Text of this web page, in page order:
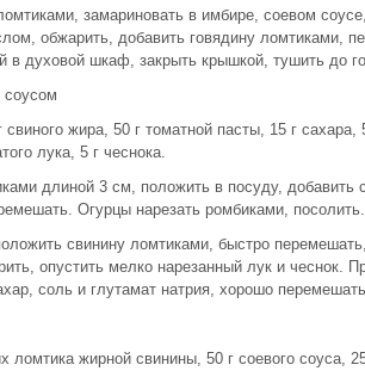
замариновать в имбире, соевом
обжарить, добавить говядину ломтиками,
в духовой шкаф, закрыть крышкой, тушить до
свиного жира, 50 г томатной пасты, 15 г сахара,
лука, 5 г чеснока.
длиной 3 см, положить в посуду, добавить
Огурцы нарезать ромбиками, посолить.
свинину ломтиками, быстро
опустить мелко нарезанный лук и чеснок.
соль и глутамат натрия, хорошо
жирной свинины, 50 г соевого соуса,